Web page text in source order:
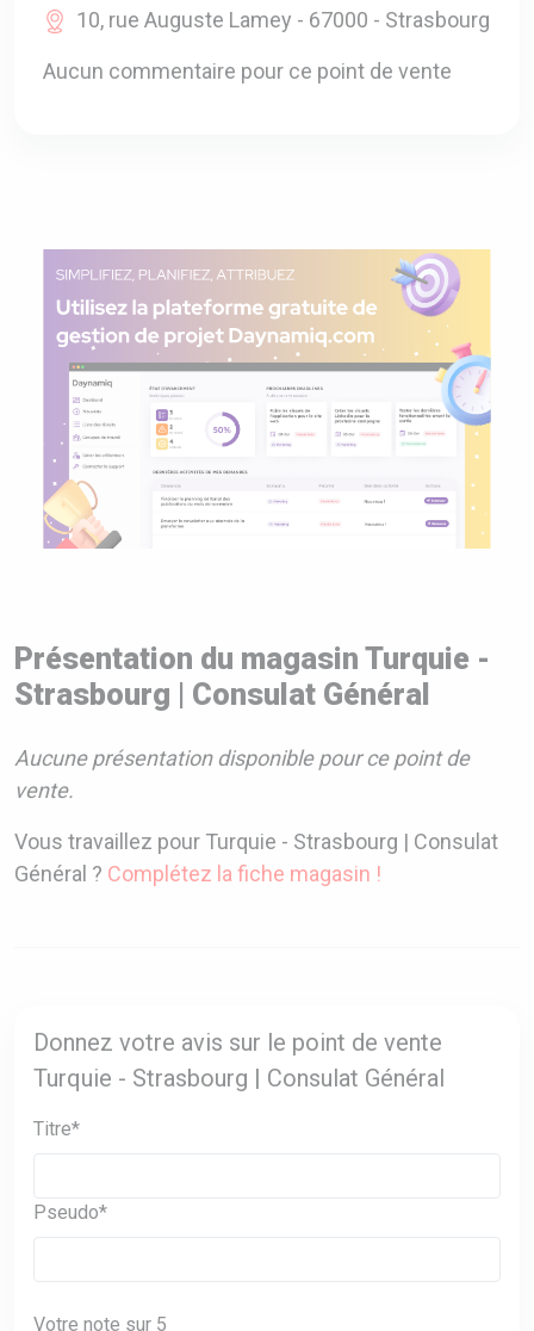
10, rue Auguste Lamey - 67000 - Strasbourg
Aucun commentaire pour ce point de vente
Présentation du magasin Turquie -
Strasbourg | Consulat Général
Aucune présentation disponible pour ce point de
vente.
Vous travaillez pour Turquie - Strasbourg | Consulat
Général ? Complétez la fiche magasin !
Donnez votre avis sur le point de vente
Turquie - Strasbourg | Consulat Général
Titre*
Pseudo*
Votre note sur 5